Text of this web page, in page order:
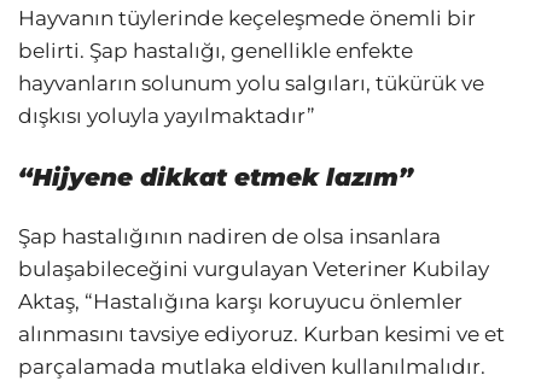
Hayvanın tüylerinde keçeleşmede önemli bir
belirti. Şap hastalığı, genellikle enfekte
hayvanların solunum yolu salgıları, tükürük ve
dışkısı yoluyla yayılmaktadır”
“Hijyene dikkat etmek lazım”
Şap hastalığının nadiren de olsa insanlara
bulaşabileceğini vurgulayan Veteriner Kubilay
Aktaş, “Hastalığına karşı koruyucu önlemler
alınmasını tavsiye ediyoruz. Kurban kesimi ve et
parçalamada mutlaka eldiven kullanılmalıdır.